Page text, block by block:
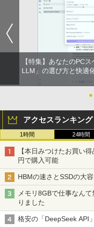
【特集】あなたのPC
LLM」の選び方と快適
●
アクセスランキング
1時間 24時間
【本日みつけたお買い
円で購入可能
HBMの速さとSSDの大
メモリ8GBで仕事なん
りました
格安の「DeepSeek API